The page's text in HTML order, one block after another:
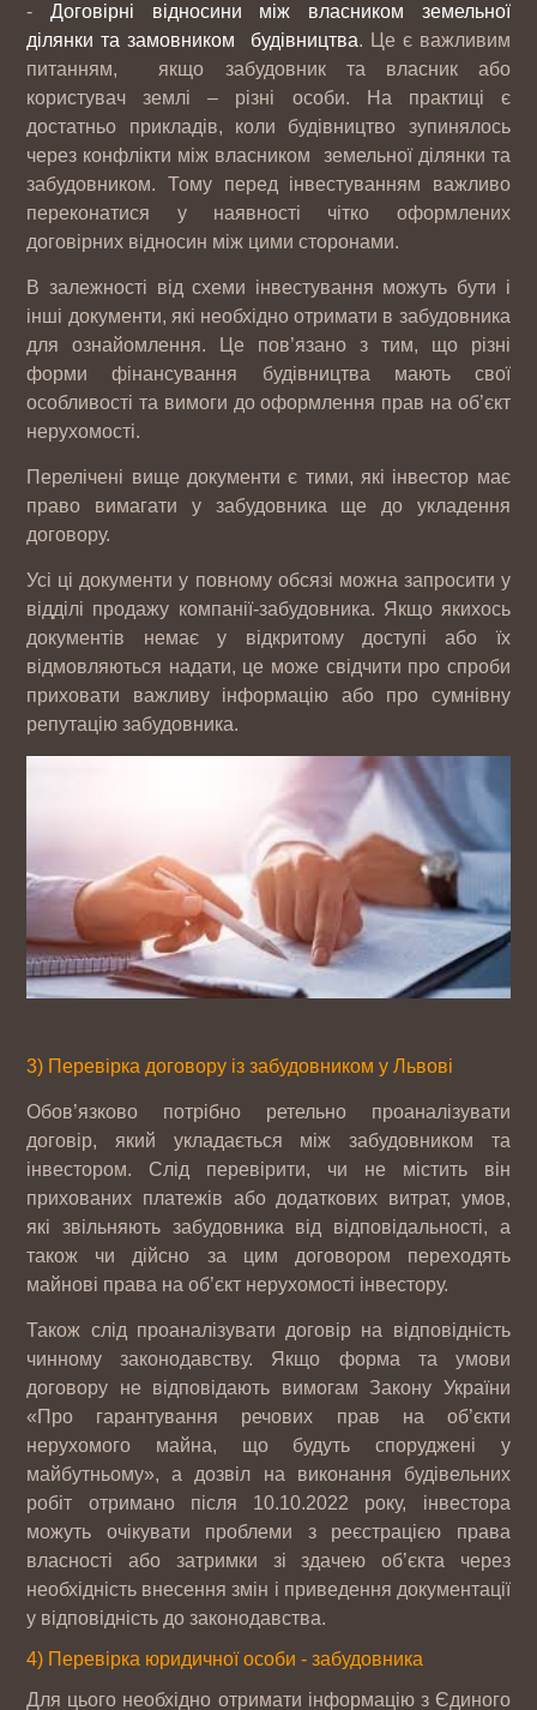
-Договірні відносини між власником земельної
ділянки та замовником будівництва. Це є важливим
питанням, якщо забудовник та власник або
користувач землі – різні особи. На практиці є
достатньо прикладів, коли будівництво зупинялось
через конфлікти між власником земельної ділянки та
забудовником. Тому перед інвестуванням важливо
переконатися у наявності чітко оформлених
договірних відносин між цими сторонами.
В залежності від схеми інвестування можуть бути і
інші документи, які необхідно отримати в забудовника
для ознайомлення. Це пов’язано з тим, що різні
форми фінансування будівництва мають свої
особливості та вимоги до оформлення прав на об’єкт
нерухомості.
Перелічені вище документи є тими, які інвестор має
право вимагати у забудовника ще до укладення
договору.
Усі ці документи у повному обсязі можна запросити у
відділі продажу компанії-забудовника. Якщо якихось
документів немає у відкритому доступі або їх
відмовляються надати, це може свідчити про спроби
приховати важливу інформацію або про сумнівну
репутацію забудовника.
3) Перевірка договору із забудовником у Львові
Обов’язково потрібно ретельно проаналізувати
договір, який укладається між забудовником та
інвестором. Слід перевірити, чи не містить він
прихованих платежів або додаткових витрат, умов,
які звільняють забудовника від відповідальності, а
також чи дійсно за цим договором переходять
майнові права на об’єкт нерухомості інвестору.
Також слід проаналізувати договір на відповідність
чинному законодавству. Якщо форма та умови
договору не відповідають вимогам Закону України
«Про гарантування речових прав на об’єкти
нерухомого майна, що будуть споруджені у
майбутньому», а дозвіл на виконання будівельних
робіт отримано після 10.10.2022 року, інвестора
можуть очікувати проблеми з реєстрацією права
власності або затримки зі здачею об’єкта через
необхідність внесення змін і приведення документації
у відповідність до законодавства.
4) Перевірка юридичної особи - забудовника
Для цього необхідно отримати інформацію з Єдиного